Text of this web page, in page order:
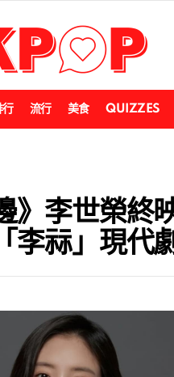
行 流行 美食 QUIZZES
》李世榮終
李祘」現代